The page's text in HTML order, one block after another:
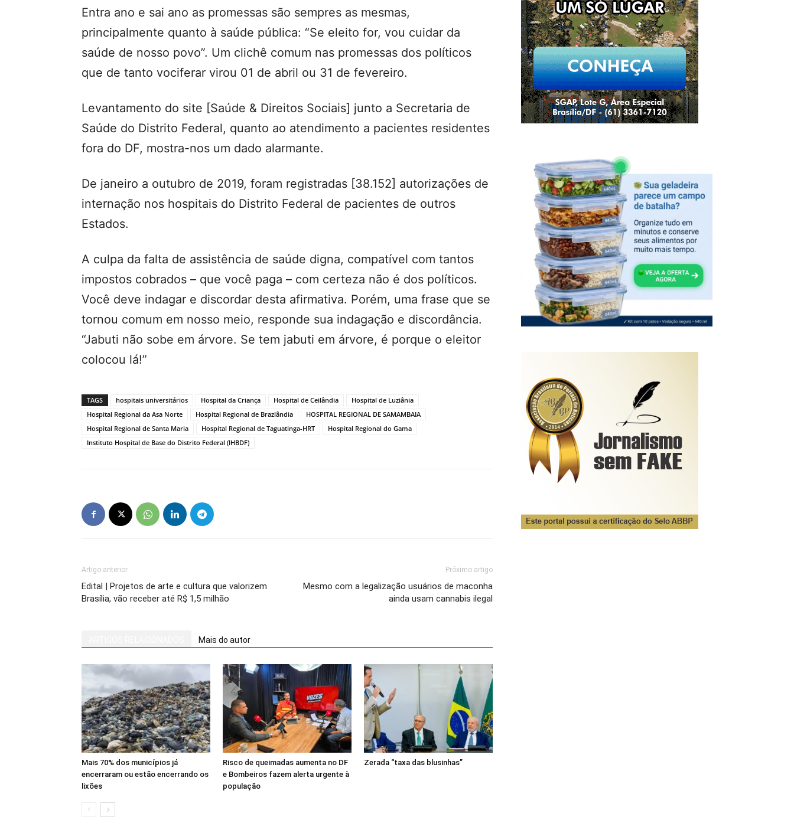
Entra ano e sai ano as promessas são sempres as mesmas,
principalmente quanto à saúde pública: “Se eleito for, vou cuidar da
saúde de nosso povo”. Um clichê comum nas promessas dos políticos
que de tanto vociferar virou 01 de abril ou 31 de fevereiro.
Levantamento do site [Saúde & Direitos Sociais] junto a Secretaria de
Saúde do Distrito Federal, quanto ao atendimento a pacientes residentes
fora do DF, mostra-nos um dado alarmante.
De janeiro a outubro de 2019, foram registradas [38.152] autorizações de
internação nos hospitais do Distrito Federal de pacientes de outros
Estados.
A culpa da falta de assistência de saúde digna, compatível com tantos
impostos cobrados – que você paga – com certeza não é dos políticos.
Você deve indagar e discordar desta afirmativa. Porém, uma frase que se
tornou comum em nosso meio, responde sua indagação e discordância.
“Jabuti não sobe em árvore. Se tem jabuti em árvore, é porque o eleitor
colocou lá!”
TAGS hospitais universitários Hospital da Criança Hospital de Ceilândia
Hospital de Luziânia
Hospital Regional da Asa Norte
Hospital Regional de Brazlândia
HOSPITAL REGIONAL DE SAMAMBAIA
Hospital Regional de Santa Maria
Hospital Regional de Taguatinga-HRT
Hospital Regional do Gama
Instituto Hospital de Base do Distrito Federal (IHBDF)
Artigo anterior
Edital | Projetos de arte e cultura que valorizem
Brasília, vão receber até R$ 1,5 milhão
Próximo artigo
Mesmo com a legalização usuários de maconha
ainda usam cannabis ilegal
Mais do autor
Mais 70% dos municípios já
encerraram ou estão encerrando os
lixões
Risco de queimadas aumenta no DF
e Bombeiros fazem alerta urgente à
população
Zerada “taxa das blusinhas”